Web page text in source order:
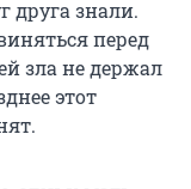
друга знали.
перед
зла не держал
этот